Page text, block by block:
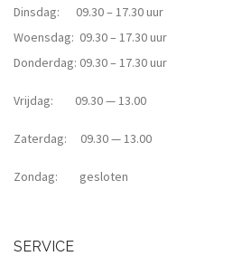
Dinsdag: 09.30 – 17.30 uur
Woensdag: 09.30 – 17.30 uur
Donderdag: 09.30 – 17.30 uur
Vrijdag: 09.30 — 13.00
Zaterdag: 09.30 — 13.00
Zondag: gesloten
SERVICE